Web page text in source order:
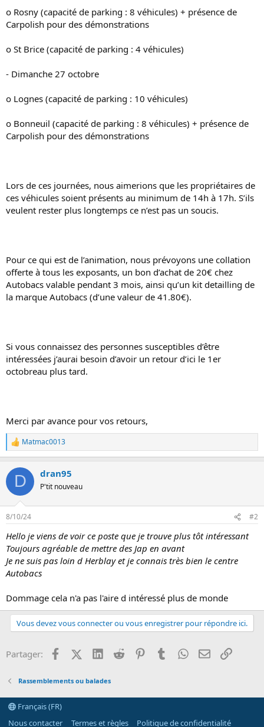
o Rosny (capacité de parking : 8 véhicules) + présence de
Carpolish pour des démonstrations
o St Brice (capacité de parking : 4 véhicules)
- Dimanche 27 octobre
o Lognes (capacité de parking : 10 véhicules)
o Bonneuil (capacité de parking : 8 véhicules) + présence de
Carpolish pour des démonstrations
Lors de ces journées, nous aimerions que les propriétaires de
ces véhicules soient présents au minimum de 14h à 17h. S’ils
veulent rester plus longtemps ce n’est pas un soucis.
Pour ce qui est de l’animation, nous prévoyons une collation
offerte à tous les exposants, un bon d’achat de 20€ chez
Autobacs valable pendant 3 mois, ainsi qu’un kit detailling de
la marque Autobacs (d’une valeur de 41.80€).
Si vous connaissez des personnes susceptibles d’être
intéressées j’aurai besoin d’avoir un retour d’ici le 1er
octobreau plus tard.
Merci par avance pour vos retours,
L
e
r
a
i
n
s
:
Matmac0013
D dran95
P'tit nouveau
8/10/24 #2
Hello je viens de voir ce poste que je trouve plus tôt intéressant
Toujours agréable de mettre des Jap en avant
Je ne suis pas loin d Herblay et je connais très bien le centre
Autobacs
Dommage cela n'a pas l'aire d intéressé plus de monde
Vous devez vous connecter ou vous enregistrer pour répondre ici.
Partager: FacebookX (Twitter)
LinkedInReddit PinterestTumblrWhatsApp
EmailLien
Rassemblements ou balades
Français (FR)
Nous contacter
Termes et règles Politique de confidentialité